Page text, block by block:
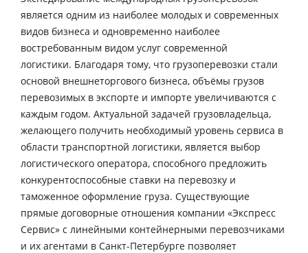
является одним из наиболее молодых и современных
видов бизнеса и одновременно наиболее
востребованным видом услуг современной
логистики. Благодаря тому, что грузоперевозки стали
основой внешнеторгового бизнеса, объёмы грузов
перевозимых в экспорте и импорте увеличиваются с
каждым годом. Актуальной задачей грузовладельца,
желающего получить необходимый уровень сервиса в
области транспортной логистики, является выбор
логистического оператора, способного предложить
конкурентоспособные ставки на перевозку и
таможенное оформление груза. Существующие
прямые договорные отношения компании «Экспресс
Сервис» с линейными контейнерными перевозчиками
и их агентами в Санкт-Петербурге позволяет